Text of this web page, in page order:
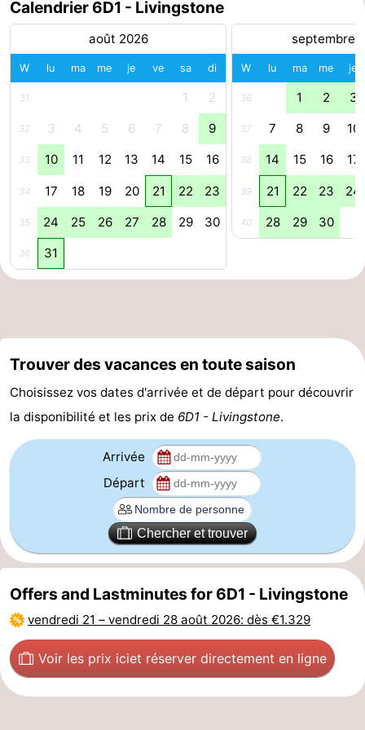
des
phoques
Boire
et
manger
Événements
Pratiques
Route
Stationnement
Courtier
Adresses
Hollande-
Méridionale
-
-
Hollands
Noordwijk
-
Scheveningen
-
La
Haye
-
Rotterdam
-
Calendrier 6D1 - Livingstone
août 2026
W lu ma me je ve sa di
31 1 2
32 3 4 5 6 7 8 9
33 10 11 12 13 14 15 16
34 17 18 19 20 21 22 23
35 24 25 26 27 28 29 30
36 31
septembre
W lu ma me je
36 1 2 3
37 7 8 9 10
38 14 15 16 17
39 21 22 23 24
40 28 29 30
Trouver des vacances en toute saison
Choisissez vos dates d'arrivée et de départ pour découvrir
la disponibilité et les prix de 6D1 - Livingstone.
Arrivée
Départ
Chercher et trouver
Offers and Lastminutes for 6D1 - Livingstone
vendredi 21 – vendredi 28 août 2026: dès €1.329
Voir les prix iciet réserver directement en ligne